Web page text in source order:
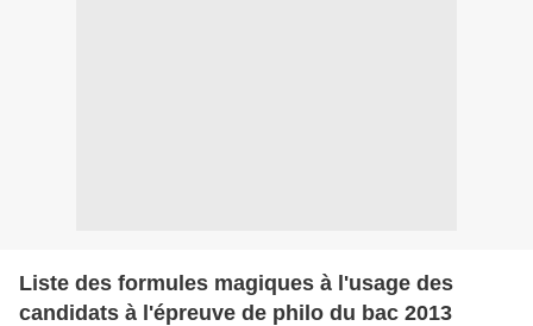
Liste des formules magiques à l'usage des
candidats à l'épreuve de philo du bac 2013